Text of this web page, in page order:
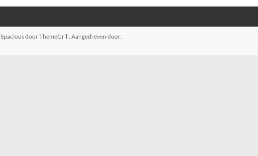
Spaciousdoor ThemeGrill. Aangedreven door: